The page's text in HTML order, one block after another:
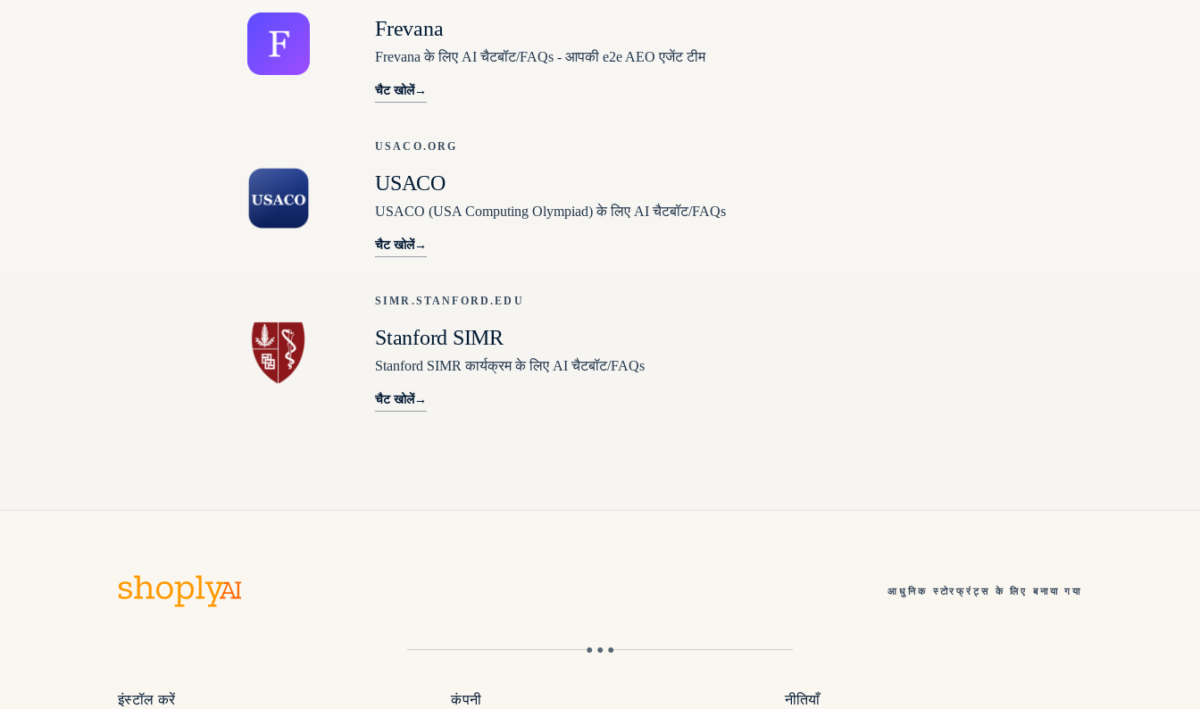
Frevana
Frevana के लिए AI चैटबॉट/FAQs - आपकी e2e AEO एजेंट टीम
चैट खोलें→
USACO.ORG
USACO
USACO (USA Computing Olympiad) के लिए AI चैटबॉट/FAQs
चैट खोलें→
SIMR.STANFORD.EDU
Stanford SIMR
Stanford SIMR कार्यक्रम के लिए AI चैटबॉट/FAQs
चैट खोलें→
आधुनिक स्टोरफ्रंट्स के लिए बनाया गया
● ● ●
इंस्टॉल करें कंपनी नीतियाँ